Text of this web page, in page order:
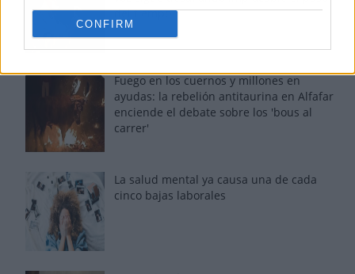
CONFIRM
del tiempo
Fuego en los cuernos y millones en
ayudas: la rebelión antitaurina en Alfafar
enciende el debate sobre los 'bous al
carrer'
La salud mental ya causa una de cada
cinco bajas laborales